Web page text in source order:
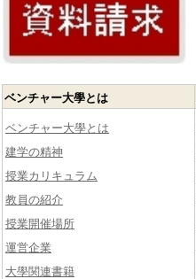
ベンチャー大學とは
ベンチャー大學とは
建学の精神
授業カリキュラム
教員の紹介
授業開催場所
運営企業
大學関連書籍